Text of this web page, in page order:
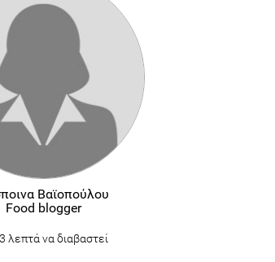
Βαϊοπούλου
Food blogger
λεπτά να διαβαστεί